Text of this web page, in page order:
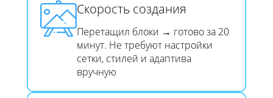
Скорость создания​​​​​​​
Перетащил блоки → готово за 20
минут. Не требуют настройки
сетки, стилей и адаптива
вручную